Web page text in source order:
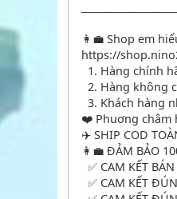
👩‍💼 Shop em
https://
1. Hàng chính
2. Hàng không
3. Khách hàng
❤️ Phuơng châm
✈️ SHIP COD
👩‍💼 ĐẢM BẢO
✅ CAM KẾT
✅ CAM KẾT